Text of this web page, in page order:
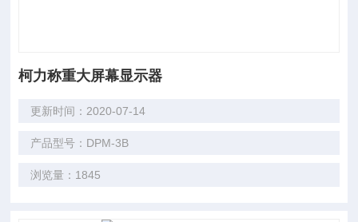
柯力称重大屏幕显示器
更新时间：2020-07-14
产品型号：DPM-3B
浏览量：1845